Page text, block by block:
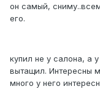
он самый,
его.
купил не у салона, а
вытащил. Интересны
много у него